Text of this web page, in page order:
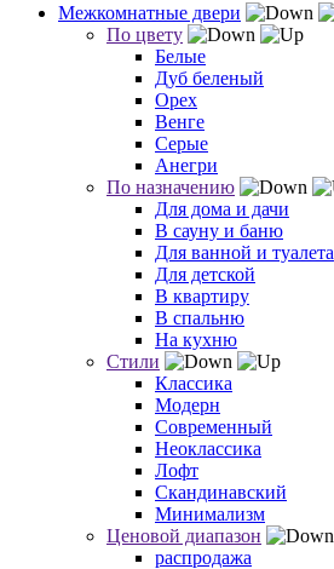
Межкомнатные двери
По цвету
Белые
Дуб беленый
Орех
Венге
Серые
Анегри
По назначению
Для дома и дачи
В сауну и баню
Для ванной и туалета
Для детской
В квартиру
В спальню
На кухню
Стили
Классика
Модерн
Современный
Неоклассика
Лофт
Скандинавский
Минимализм
Ценовой диапазон
распродажа